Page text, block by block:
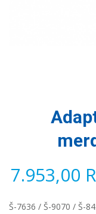
7.953,00
Š-7636 / Š-9070 / Š-